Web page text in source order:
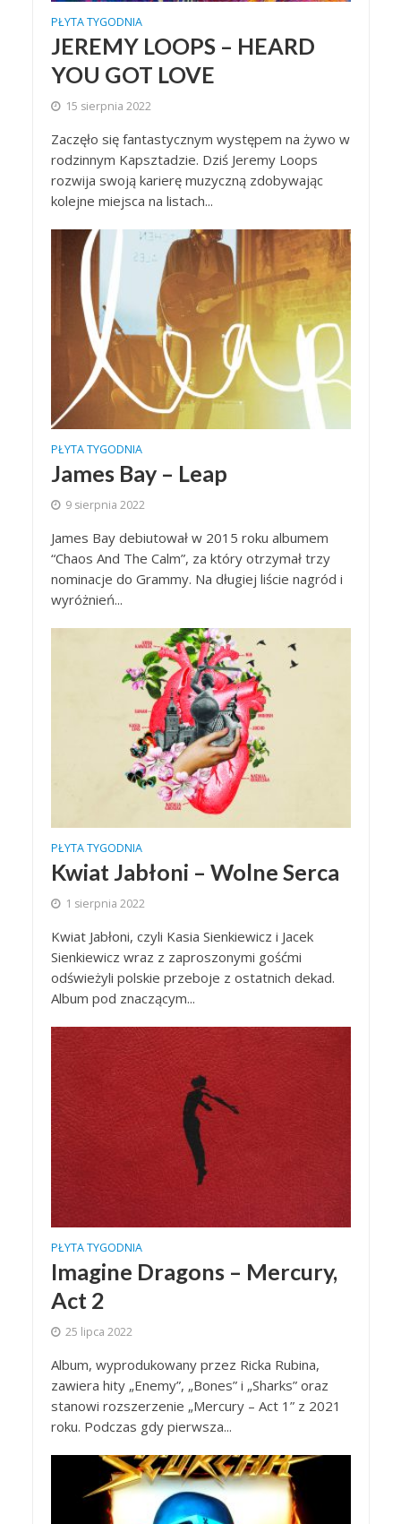
PŁYTA TYGODNIA
JEREMY LOOPS – HEARD
YOU GOT LOVE
15 sierpnia 2022
Zaczęło się fantastycznym występem na żywo w
rodzinnym Kapsztadzie. Dziś Jeremy Loops
rozwija swoją karierę muzyczną zdobywając
kolejne miejsca na listach...
PŁYTA TYGODNIA
James Bay – Leap
9 sierpnia 2022
James Bay debiutował w 2015 roku albumem
“Chaos And The Calm”, za który otrzymał trzy
nominacje do Grammy. Na długiej liście nagród i
wyróżnień...
PŁYTA TYGODNIA
Kwiat Jabłoni – Wolne Serca
1 sierpnia 2022
Kwiat Jabłoni, czyli Kasia Sienkiewicz i Jacek
Sienkiewicz wraz z zaproszonymi gośćmi
odświeżyli polskie przeboje z ostatnich dekad.
Album pod znaczącym...
PŁYTA TYGODNIA
Imagine Dragons – Mercury,
Act 2
25 lipca 2022
Album, wyprodukowany przez Ricka Rubina,
zawiera hity „Enemy”, „Bones” i „Sharks” oraz
stanowi rozszerzenie „Mercury – Act 1” z 2021
roku. Podczas gdy pierwsza...